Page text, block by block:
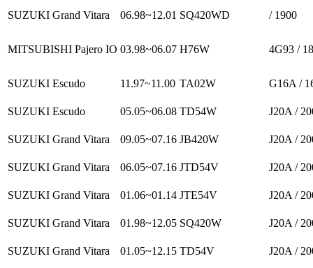
SUZUKI Grand Vitara
06.98~12.01 SQ420WD / 1900
MITSUBISHI Pajero IO 03.98~06.07 H76W 4G93 /
SUZUKI Escudo 11.97~11.00 TA02W G16A /
SUZUKI Escudo 05.05~06.08 TD54W J20A /
SUZUKI Grand Vitara 09.05~07.16 JB420W J20A /
SUZUKI Grand Vitara 06.05~07.16 JTD54V J20A /
SUZUKI Grand Vitara 01.06~01.14 JTE54V J20A /
SUZUKI Grand Vitara 01.98~12.05 SQ420W J20A /
SUZUKI Grand Vitara 01.05~12.15 TD54V J20A /